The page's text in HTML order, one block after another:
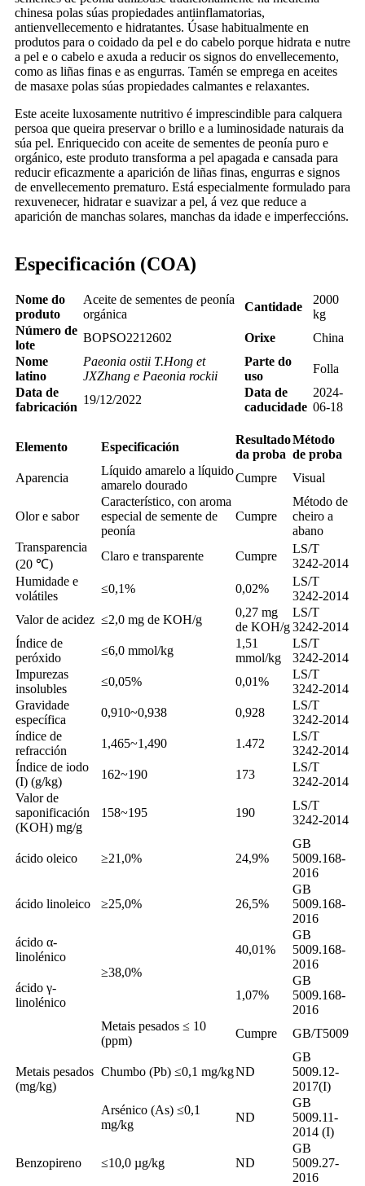
chinesa polas súas propiedades antiinflamatorias,
antienvellecemento e hidratantes. Úsase habitualmente en
produtos para o coidado da pel e do cabelo porque hidrata e nutre
a pel e o cabelo e axuda a reducir os signos do envellecemento,
como as liñas finas e as engurras. Tamén se emprega en aceites
de masaxe polas súas propiedades calmantes e relaxantes.
Este aceite luxosamente nutritivo é imprescindible para calquera
persoa que queira preservar o brillo e a luminosidade naturais da
súa pel. Enriquecido con aceite de sementes de peonía puro e
orgánico, este produto transforma a pel apagada e cansada para
reducir eficazmente a aparición de liñas finas, engurras e signos
de envellecemento prematuro. Está especialmente formulado para
rexuvenecer, hidratar e suavizar a pel, á vez que reduce a
aparición de manchas solares, manchas da idade e imperfeccións.
Especificación (COA)
Nome do
produto
Aceite de sementes de peonía
orgánica
Cantidade
2000
kg
Número de
lote
BOPSO2212602 Orixe
China
Nome
latino
Paeonia ostii T.Hong et
JXZhang e Paeonia rockii
Parte do
uso
Folla
Data de
fabricación
19/12/2022
Data de
caducidade
2024-
06-18
Elemento Especificación
Resultado
da proba
Método
de proba
Aparencia
Líquido amarelo a líquido
amarelo dourado
Cumpre Visual
Olor e sabor
Característico, con aroma
especial de semente de
peonía
Cumpre
Método de
cheiro a
abano
Transparencia
(20 ℃)
Claro e transparente Cumpre
LS/T
3242-2014
Humidade e
volátiles
≤0,1% 0,02%
LS/T
3242-2014
Valor de acidez ≤2,0 mg de KOH/g
0,27 mg
de KOH/g
LS/T
3242-2014
Índice de
peróxido
≤6,0 mmol/kg
1,51
mmol/kg
LS/T
3242-2014
Impurezas
insolubles
≤0,05% 0,01%
LS/T
3242-2014
Gravidade
específica
0,910~0,938 0,928
LS/T
3242-2014
índice de
refracción
1,465~1,490 1.472
LS/T
3242-2014
Índice de iodo
(I) (g/kg)
162~190 173
LS/T
3242-2014
Valor de
saponificación
(KOH) mg/g
158~195 190
LS/T
3242-2014
ácido oleico ≥21,0% 24,9%
GB
5009.168-
2016
ácido linoleico ≥25,0% 26,5%
GB
5009.168-
2016
ácido α-
linolénico
≥38,0%
40,01%
GB
5009.168-
2016
ácido γ-
linolénico
1,07%
GB
5009.168-
2016
Metais pesados ​​
(mg/kg)
Metais pesados ​​≤ 10
(ppm)
Cumpre GB/T5009
Chumbo (Pb) ≤0,1 mg/kgND
GB
5009.12-
2017(I)
Arsénico (As) ≤0,1
mg/kg
ND
GB
5009.11-
2014 (I)
Benzopireno ≤10,0 µg/kg ND
GB
5009.27-
2016